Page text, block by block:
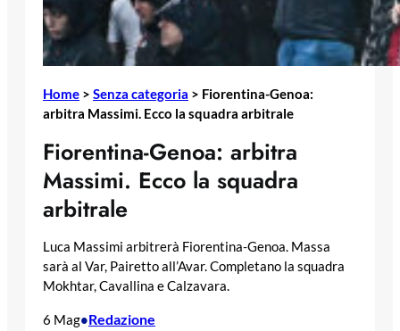
Home > Senza categoria > Fiorentina-Genoa:
arbitra Massimi. Ecco la squadra arbitrale
Fiorentina-Genoa: arbitra
Massimi. Ecco la squadra
arbitrale
Luca Massimi arbitrerà Fiorentina-Genoa. Massa
sarà al Var, Pairetto all’Avar. Completano la squadra
Mokhtar, Cavallina e Calzavara.
6 Mag•Redazione